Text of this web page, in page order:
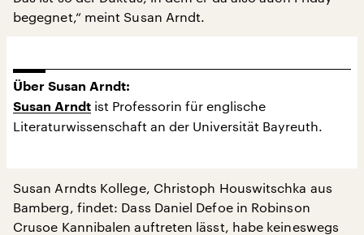
begegnet,“ meint Susan Arndt.
Über Susan Arndt:
Susan Arndt ist Professorin für englische
Literaturwissenschaft an der Universität Bayreuth.
Susan Arndts Kollege, Christoph Houswitschka aus
Bamberg, findet: Dass Daniel Defoe in Robinson
Crusoe Kannibalen auftreten lässt, habe keineswegs